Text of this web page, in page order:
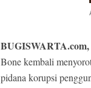
BUGISWARTA.com,
Bone kembali
pidana korupsi